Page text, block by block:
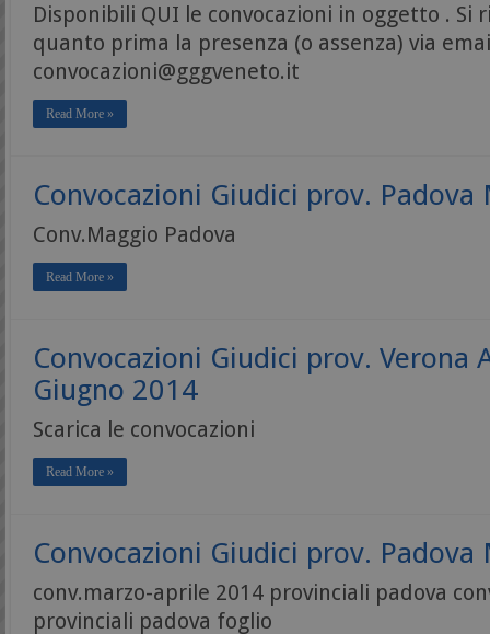
Disponibili QUI le convocazioni in oggetto . Si
quanto prima la presenza (o assenza) via
convocazioni@gggveneto.it
Read More »
Convocazioni Giudici prov. Padova
Conv.Maggio Padova
Read More »
Convocazioni Giudici prov. Verona
Giugno 2014
Scarica le convocazioni
Read More »
Convocazioni Giudici prov.
conv.marzo-aprile 2014 provinciali padova
provinciali padova foglio